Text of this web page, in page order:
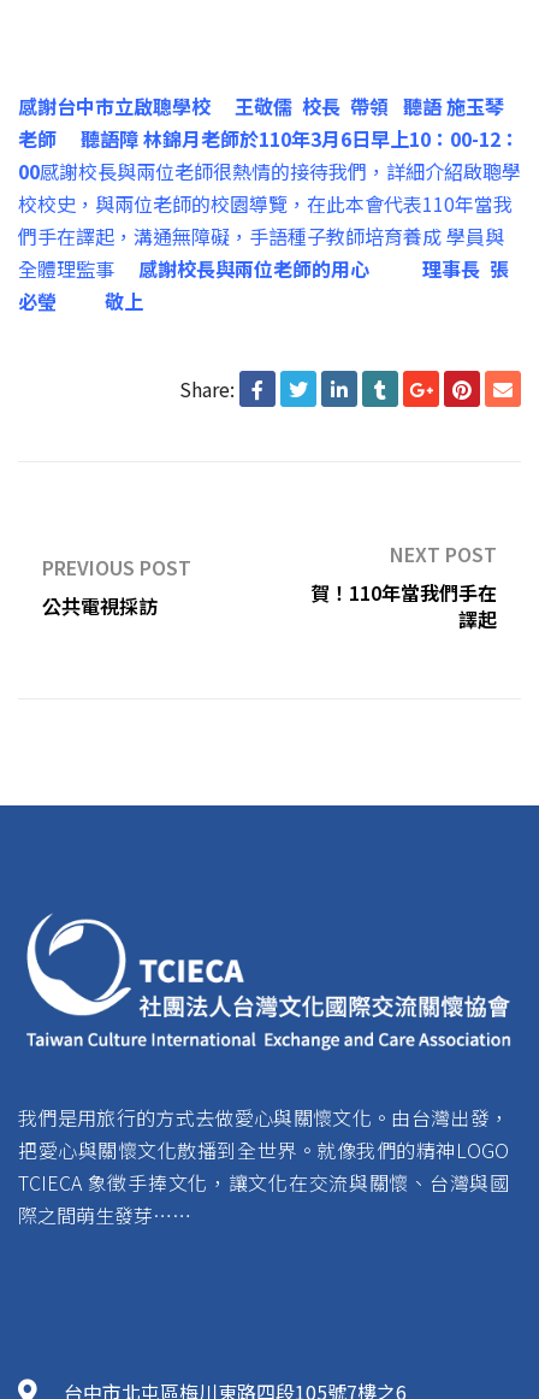
感謝台中市立啟聰學校 王敬儒 校長 帶領 聽語施玉琴
老師
聽語障林錦月老師於110年3月6日早上10 ： 00-12 ：
00感謝校長與兩位老師很熱情的接待我們，詳細介紹啟聰學
校校史，與兩位老師的校園導覽，在此本會代表110年當我
們手在譯起，溝通無障礙，手語種子教師培育養成 學員與
全體理監事 感謝校長與兩位老師的用心 理事長 張
必瑩
敬上
Share:
PREVIOUS POST
公共電視採訪
NEXT POST
賀！110年當我們手在
譯起
我們是用旅行的方式去做愛心與關懷文化。由台灣出發，
把愛心與關懷文化散播到全世界。就像我們的精神LOGO
TCIECA 象徵手捧文化，讓文化在交流與關懷、台灣與國
際之間萌生發芽……
台中市北屯區梅川東路四段105號7樓之6